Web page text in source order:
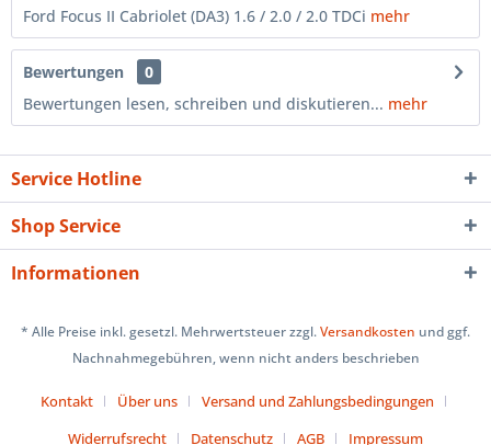
Ford Focus II Cabriolet (DA3) 1.6 / 2.0 / 2.0 TDCi mehr
Bewertungen
0
Bewertungen lesen, schreiben und diskutieren... mehr
Service Hotline
Shop Service
Informationen
* Alle Preise inkl. gesetzl. Mehrwertsteuer zzgl.Versandkosten und ggf.
Nachnahmegebühren, wenn nicht anders beschrieben
Kontakt Über uns
Versand und Zahlungsbedingungen
Widerrufsrecht
Datenschutz AGB
Impressum